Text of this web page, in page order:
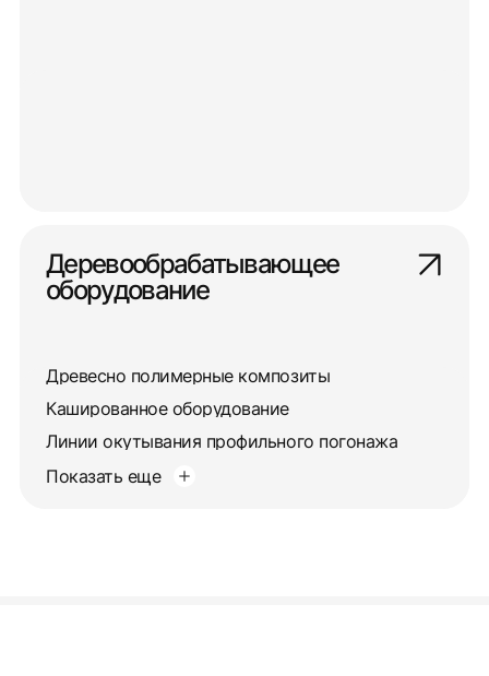
Деревообрабатывающее
оборудование
Древесно полимерные композиты
Кашированное оборудование
Линии окутывания профильного погонажа
Показать еще